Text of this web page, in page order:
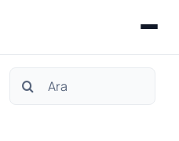
Search